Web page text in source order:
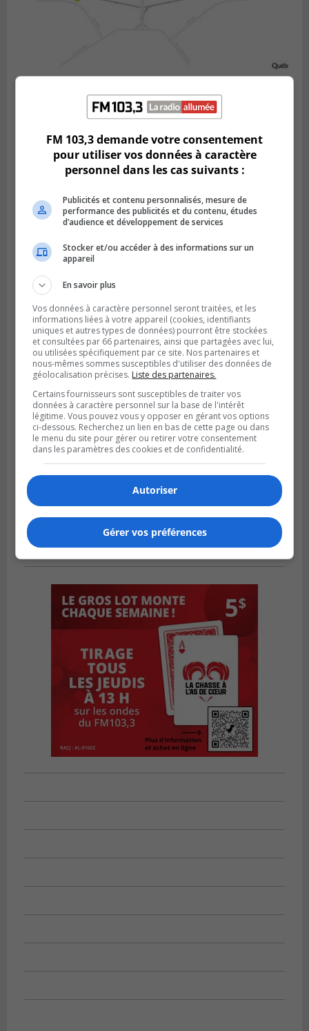
Le MTMD annonce des fermetures sur
l’autoroute 20 à Boucherville
VIEUX-LONGUEUIL
Publié le 31 juillet 2026 à 14h20
Le RTL dévoile sa nouvelle flotte de
transport adapté
FM 103,3 demande votre consentement
pour utiliser vos données à caractère
personnel dans les cas suivants :
Publicités et contenu personnalisés, mesure de
performance des publicités et du contenu, études
d’audience et développement de services
Stocker et/ou accéder à des informations sur un
appareil
En savoir plus
Vos données à caractère personnel seront traitées, et les
informations liées à votre appareil (cookies, identifiants
uniques et autres types de données) pourront être stockées
et consultées par 66 partenaires, ainsi que partagées avec lui,
ou utilisées spécifiquement par ce site. Nos partenaires et
nous-mêmes sommes susceptibles d'utiliser des données de
géolocalisation précises. Liste des partenaires.
Certains fournisseurs sont susceptibles de traiter vos
données à caractère personnel sur la base de l'intérêt
légitime. Vous pouvez vous y opposer en gérant vos options
ci-dessous. Recherchez un lien en bas de cette page ou dans
le menu du site pour gérer ou retirer votre consentement
dans les paramètres des cookies et de confidentialité.
Autoriser
Gérer vos préférences